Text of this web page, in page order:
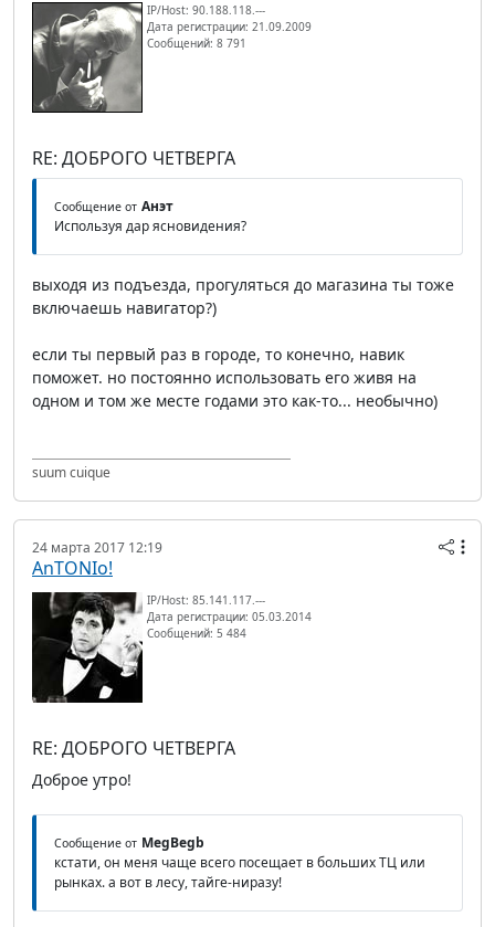
IP/Host: 90.188.118.---
Дата регистрации: 21.09.2009
Сообщений: 8 791
RE: ДОБРОГО ЧЕТВЕРГА
Сообщение от Анэт
Используя дар ясновидения?
выходя из подъезда, прогуляться до магазина ты тоже
включаешь навигатор?)
если ты первый раз в городе, то конечно, навик
поможет. но постоянно использовать его живя на
одном и том же месте годами это как-то... необычно)
suum cuique
24 марта 2017 12:19
AnTONIo!
IP/Host: 85.141.117.---
Дата регистрации: 05.03.2014
Сообщений: 5 484
RE: ДОБРОГО ЧЕТВЕРГА
Доброе утро!
Сообщение от MegBegb
кстати, он меня чаще всего посещает в больших ТЦ или
рынках. а вот в лесу, тайге-ниразу!